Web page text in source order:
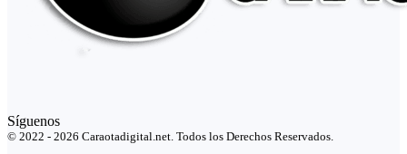
Síguenos
© 2022 - 2026 Caraotadigital.net. Todos los Derechos Reservados.